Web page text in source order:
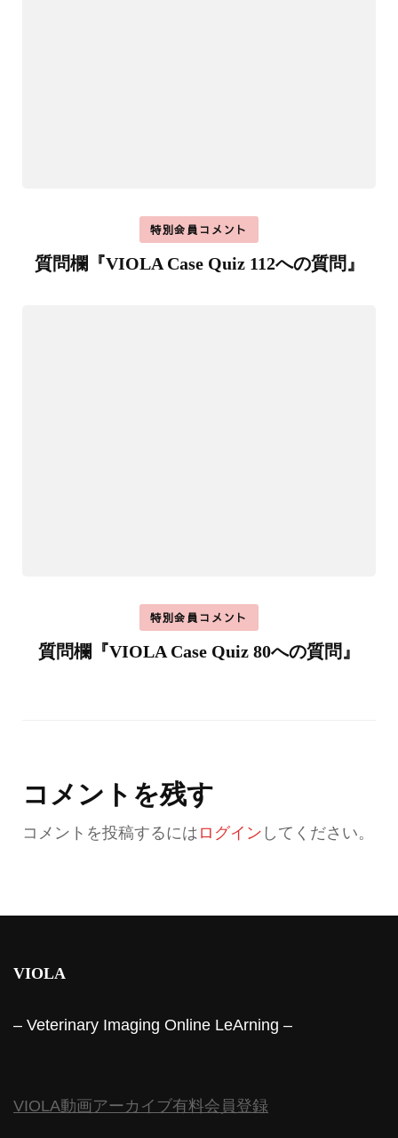
特別会員コメント
質問欄『VIOLA Case Quiz 112への質問』
特別会員コメント
質問欄『VIOLA Case Quiz 80への質問』
コメントを残す
コメントを投稿するには ログイン してください。
VIOLA
– Veterinary Imaging Online LeArning –
VIOLA動画アーカイブ有料会員登録